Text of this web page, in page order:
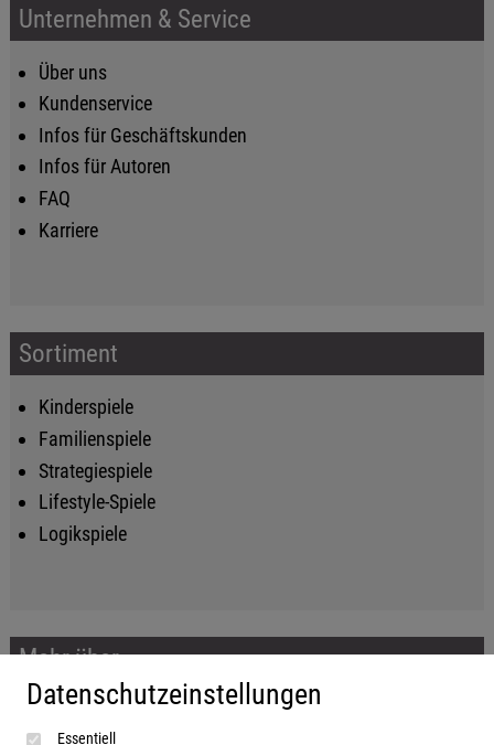
Unternehmen & Service
Über uns
Kundenservice
Infos für Geschäftskunden
Infos für Autoren
FAQ
Karriere
Sortiment
Kinderspiele
Familienspiele
Strategiespiele
Lifestyle-Spiele
Logikspiele
Mehr über...
Impressum
Datenschutzeinstellungen
Essentiell